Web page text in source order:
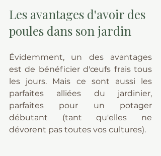
Les avantages d'avoir des
poules dans son jardin
Évidemment, un des avantages
est de bénéficier d'œufs frais tous
les jours. Mais ce sont aussi les
parfaites alliées du jardinier,
parfaites pour un potager
débutant (tant qu'elles ne
dévorent pas toutes vos cultures).